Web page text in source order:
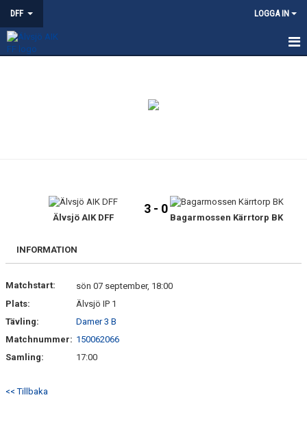
DFF LOGGA IN
BILDGALLERI
DOKUMENT
Älvsjö AIK DFF
3 - 0
Bagarmossen Kärrtorp BK
INFORMATION
Matchstart:
sön 07 september, 18:00
Plats:
Älvsjö IP 1
Tävling:
Damer 3 B
Matchnummer: 150062066
Samling:
17:00
<< Tillbaka